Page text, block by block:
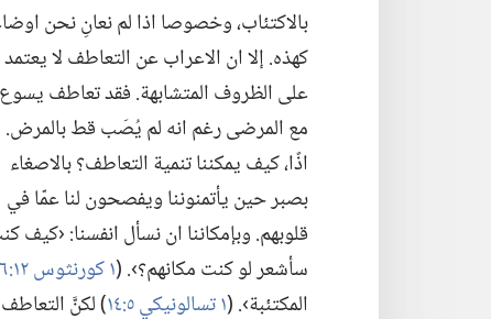
بالاكتئاب،‏ وخصوصا اذا لم نعانِ نحن
كهذه.‏ إلا ان الاعراب عن التعاطف لا يعتمد
على الظروف المتشابهة.‏ فقد تعاطف يسوع
مع المرضى رغم انه لم يُصَب قط بالمرض.‏
اذًا،‏ كيف يمكننا تنمية التعاطف؟‏ بالاصغاء
بصبر حين يأتمنوننا ويفصحون لنا عمّا في
قلوبهم.‏ وبإمكاننا ان نسأل انفسنا:‏ ‹كيف
سأشعر لو كنت مكانهم؟‏›.‏ (‏١ كورنثوس ١٢:‏٢٦
المكتئبة›.‏ (‏١ تسالونيكي ٥:‏١٤ ‏)‏ لكنَّ